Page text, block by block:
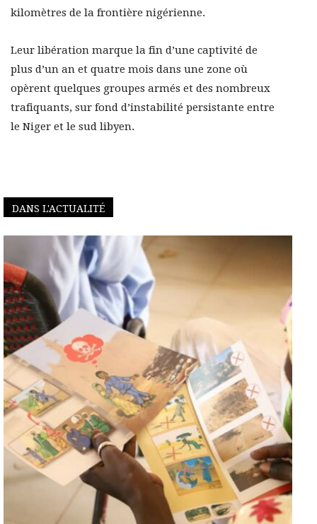
kilomètres de la frontière nigérienne.
Leur libération marque la fin d’une captivité de
plus d’un an et quatre mois dans une zone où
opèrent quelques groupes armés et des nombreux
trafiquants, sur fond d’instabilité persistante entre
le Niger et le sud libyen.
DANS L'ACTUALITÉ